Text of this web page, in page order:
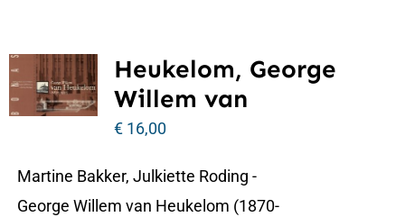
Heukelom, George
Willem van
€16,00
Martine Bakker, Julkiette Roding -
George Willem van Heukelom (1870-